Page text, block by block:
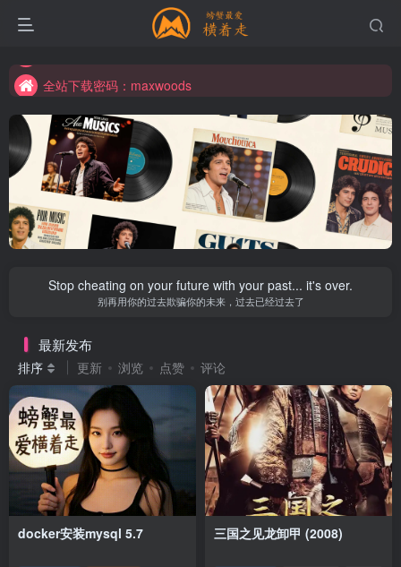
全站下载密码：maxwoods
全站下载密码：maxwoods
Stop cheating on your future with your past... it's over.
别再用你的过去欺骗你的未来，过去已经过去了
最新发布
排序 更新 浏览 点赞 评论
docker安装mysql 5.7 三国之见龙卸甲 (2008)